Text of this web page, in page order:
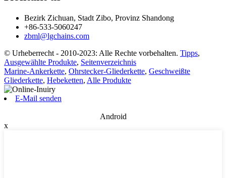
Bezirk Zichuan, Stadt Zibo, Provinz Shandong
+86-533-5060247
zbml@lgchains.com
© Urheberrecht - 2010-2023: Alle Rechte vorbehalten. Tipps,
Ausgewählte Produkte, Seitenverzeichnis
Marine-Ankerkette, Ohrstecker-Gliederkette, Geschweißte
Gliederkette, Hebeketten, Alle Produkte
E-Mail senden
Android
x